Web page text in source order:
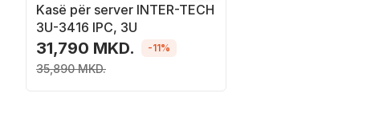
Kasë për server INTER-TECH
3U-3416 IPC, 3U
31,790 MKD.
35,890 MKD.
-11%